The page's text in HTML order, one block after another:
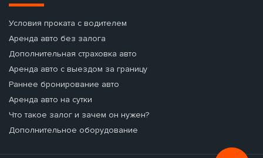
Условия проката с водителем
Аренда авто без залога
Дополнительная страховка авто
Аренда авто с выездом за границу
Раннее бронирование авто
Аренда авто на сутки
Что такое залог и зачем он нужен?
Дополнительное оборудование